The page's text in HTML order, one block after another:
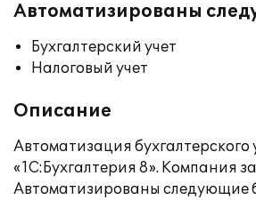
Автоматизированы
Бухгалтерский учет
Налоговый учет
Описание
Автоматизация
«1С:Бухгалтерия 8». Компания
Автоматизированы следующие